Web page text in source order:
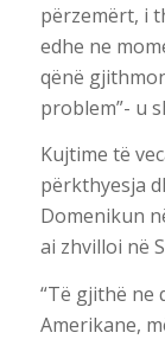
përzemërt, i
edhe ne
qënë
problem”- u
Kujtime të
përkthyesja
Domenikun
ai zhvilloi në
“Të gjithë ne
Amerikane,